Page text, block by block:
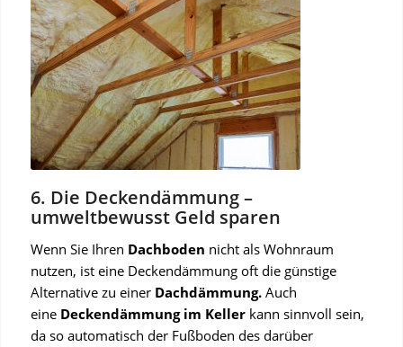
6. Die Deckendämmung –
umweltbewusst Geld sparen
Wenn Sie Ihren Dachboden nicht als Wohnraum
nutzen, ist eine Deckendämmung oft die günstige
Alternative zu einer Dachdämmung.Auch
eine Deckendämmung im Kellerkann sinnvoll sein,
da so automatisch der Fußboden des darüber